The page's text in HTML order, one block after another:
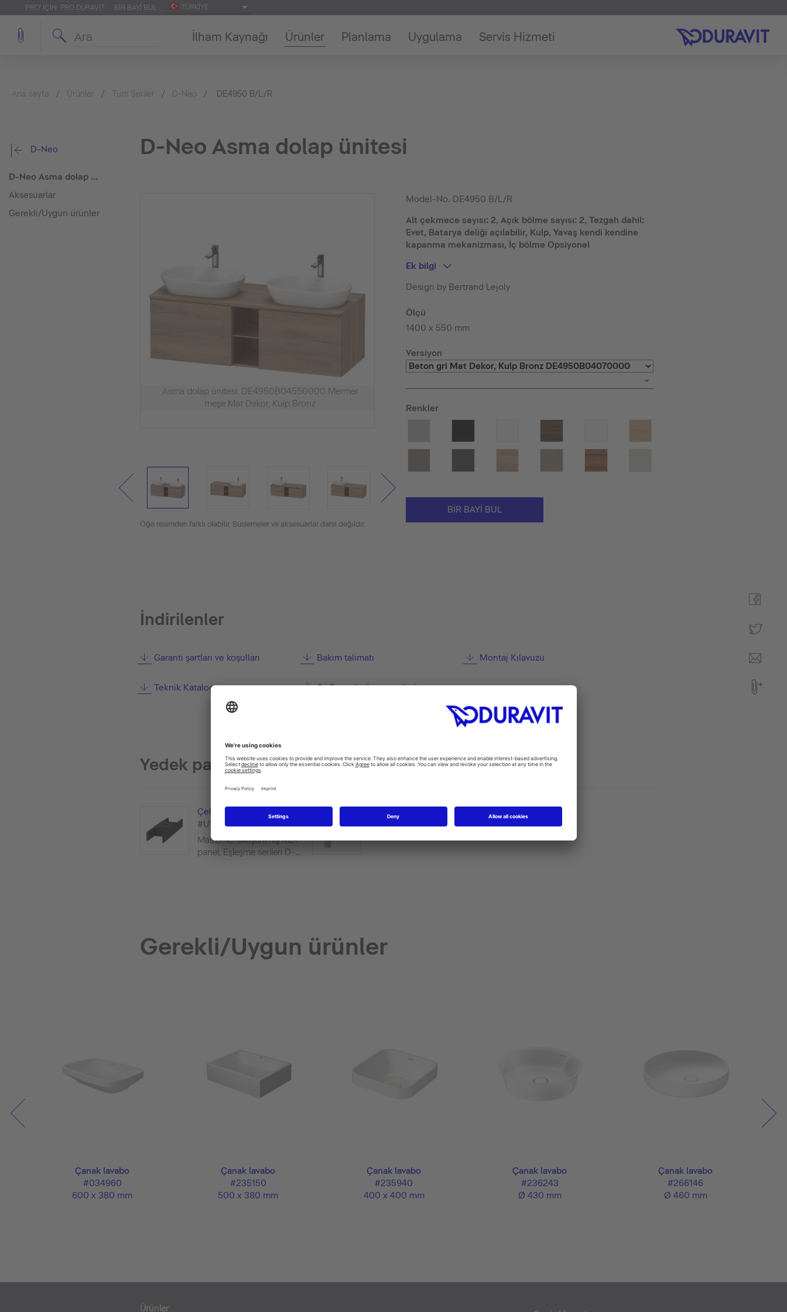
'PRO' IÇIN: PRO.DURAVIT BIR BAYI BUL TÜRKIYE
İlham Kaynağı Ürünler Planlama Uygulama Servis Hizmeti
Ana sayfa Ürünler Tüm Seriler D-Neo DE4950 B/L/R
D-Neo
D-Neo Asma dolap ünitesi
Aksesuarlar
Gerekli/Uygun ürünler
D-Neo Asma dolap ünitesi
Asma dolap ünitesi, DE4950B04550000 Mermer
meşe Mat Dekor, Kulp Bronz
Öğe resimden farklı olabilir. Süslemeler ve aksesuarlar dahil değildir.
Model-No. DE4950 B/L/R
Alt çekmece sayısı: 2, Açık bölme sayısı: 2, Tezgah dahil:
Evet, Batarya deliği açılabilir, Kulp, Yavaş kendi kendine
kapanma mekanizması, İç bölme Opsiyonel
Ek bilgi
Design by Bertrand Lejoly
Ölçü
1400 x 550 mm
Versiyon
Renkler
BIR BAYI BUL
İndirilenler
Garanti şartları ve koşulları Bakım talimatı Montaj Kılavuzu
Teknik Katalog CAD ve planlama verileri
Yedek parçalar
Çekmece içi bölme
#UV9846
Malzeme: Sıkıştırılmış MDF
panel, Eşleşme serileri D-...
Az yer kaplayan sifon
#005076
Gerekli/Uygun ürünler
Çanak lavabo
#034960
600 x 380 mm
Çanak lavabo
#235150
500 x 380 mm
Çanak lavabo
#235940
400 x 400 mm
Çanak lavabo
#236243
Ø 430 mm
Çanak lavabo
#266146
Ø 460 mm
Ürünler